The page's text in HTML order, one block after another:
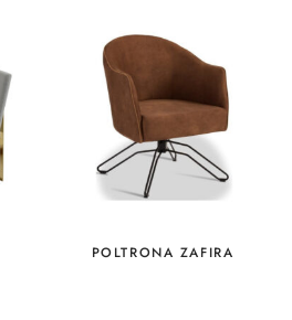
POLTRONA ZAFIRA